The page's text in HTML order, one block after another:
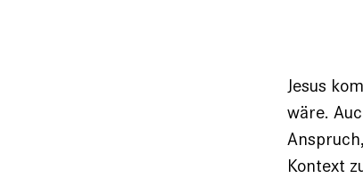
Jesus
wäre.
Kontext